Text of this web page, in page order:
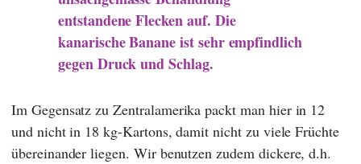
entstandene Flecken auf. Die
kanarische Banane ist sehr empfindlich
gegen Druck und Schlag.
Im Gegensatz zu Zentralamerika packt man hier in 12
und nicht in 18 kg-Kartons, damit nicht zu viele Früchte
übereinander liegen. Wir benutzen zudem dickere, d.h.